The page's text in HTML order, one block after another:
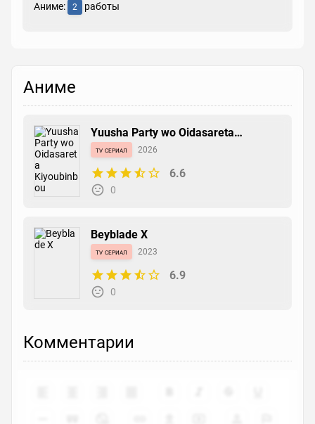
Аниме: 2 работы
Аниме
Yuusha Party wo Oidasareta
Kiyoubinbou
tv сериал 2026
6.6
0
Beyblade X
tv сериал 2023
6.9
0
Комментарии